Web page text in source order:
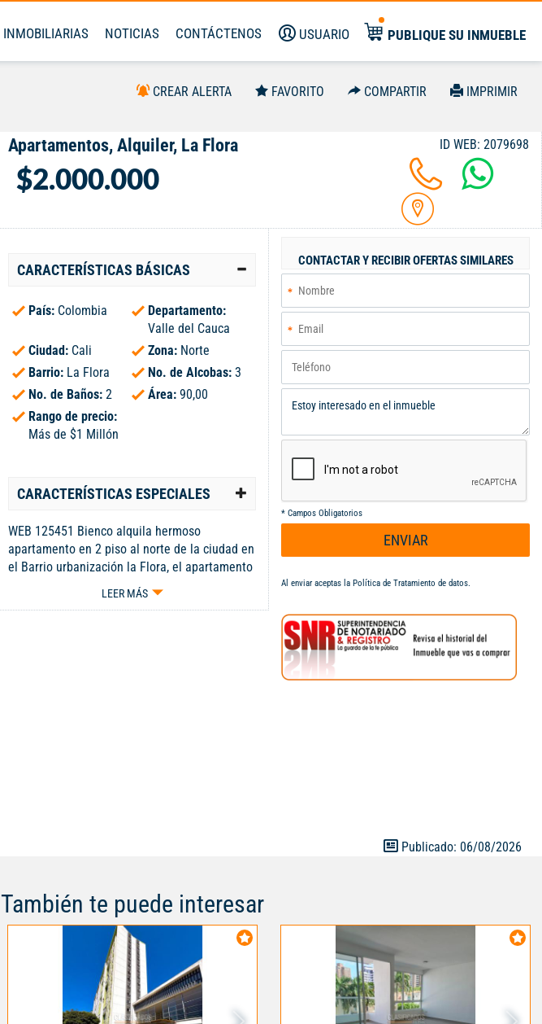
INMOBILIARIAS NOTICIAS CONTÁCTENOS USUARIO PUBLIQUE SU INMUEBLE
CREAR ALERTA FAVORITO COMPARTIR IMPRIMIR
Apartamentos, Alquiler, La Flora
$2.000.000
ID WEB: 2079698
CARACTERÍSTICAS BÁSICAS
País: Colombia
Departamento:
Valle del Cauca
Ciudad: Cali Zona: Norte
Barrio: La Flora No. de Alcobas: 3
No. de Baños: 2 Área: 90,00
Rango de precio:
Más de $1 Millón
CARACTERÍSTICAS ESPECIALES
WEB 125451 Bienco alquila hermoso
apartamento en 2 piso al norte de la ciudad en
el Barrio urbanización la Flora, el apartamento
consta de una cocina semi integral sala
comedor amplia , tres habitaciones con closet
LEER MÁS
CONTACTAR Y RECIBIR OFERTAS SIMILARES
* Campos Obligatorios
ENVIAR
Al enviar aceptas la Política de Tratamiento de datos.
Publicado: 06/08/2026
También te puede interesar